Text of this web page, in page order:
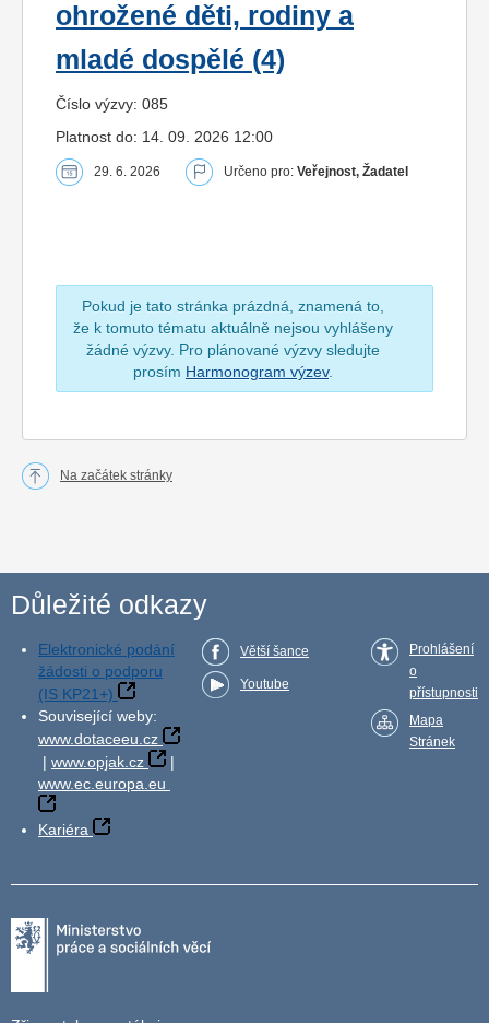
ohrožené děti, rodiny a
mladé dospělé (4)
Číslo výzvy: 085
Platnost do: 14. 09. 2026 12:00
29. 6. 2026 Určeno pro: Veřejnost, Žadatel
Pokud je tato stránka prázdná, znamená to,
že k tomuto tématu aktuálně nejsou vyhlášeny
žádné výzvy. Pro plánované výzvy sledujte
prosím Harmonogram výzev.
Na začátek stránky
Důležité odkazy
Elektronické podání
žádosti o podporu
(IS KP21+)
Související weby:
www.dotaceeu.cz
| www.opjak.cz
|
www.ec.europa.eu
Kariéra
Větší šance
Youtube
Prohlášení
o
přístupnosti
Mapa
Stránek